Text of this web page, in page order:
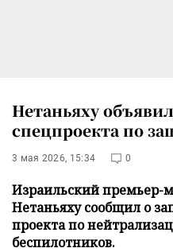
Нетаньяху
спецпроекта по
3 мая 2026, 15:34 0
Израильский премьер-
Нетаньяху сообщил о
проекта по
беспилотников.